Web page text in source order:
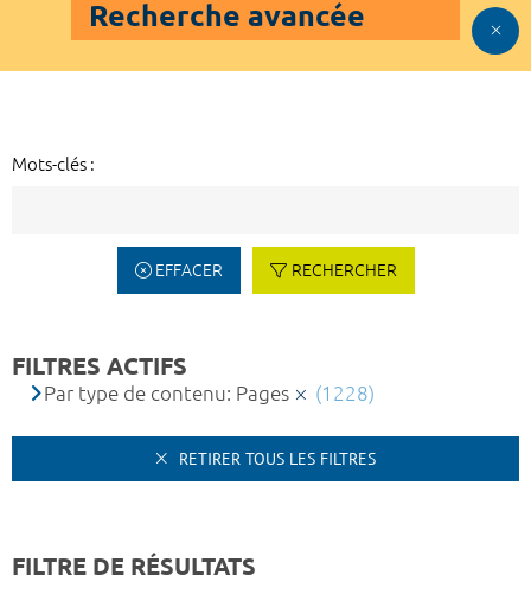
Recherche avancée
Mots-clés :
EFFACER RECHERCHER
FILTRES ACTIFS
Par type de contenu: Pages (1228)
RETIRER TOUS LES FILTRES
FILTRE DE RÉSULTATS